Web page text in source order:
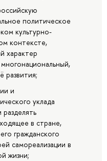
политическое
культурно-
контексте,
характер
развития;
и
уклада
в стране,
гражданского
самореализации в
жизни;